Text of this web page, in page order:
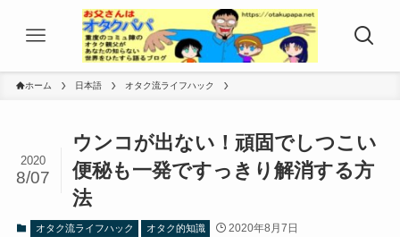
ホーム 日本語 オタク流ライフハック
ウンコが出ない！頑固でしつこい
便秘も一発ですっきり解消する方
法
2020
8/07
オタク流ライフハック オタク的知識 2020年8月7日